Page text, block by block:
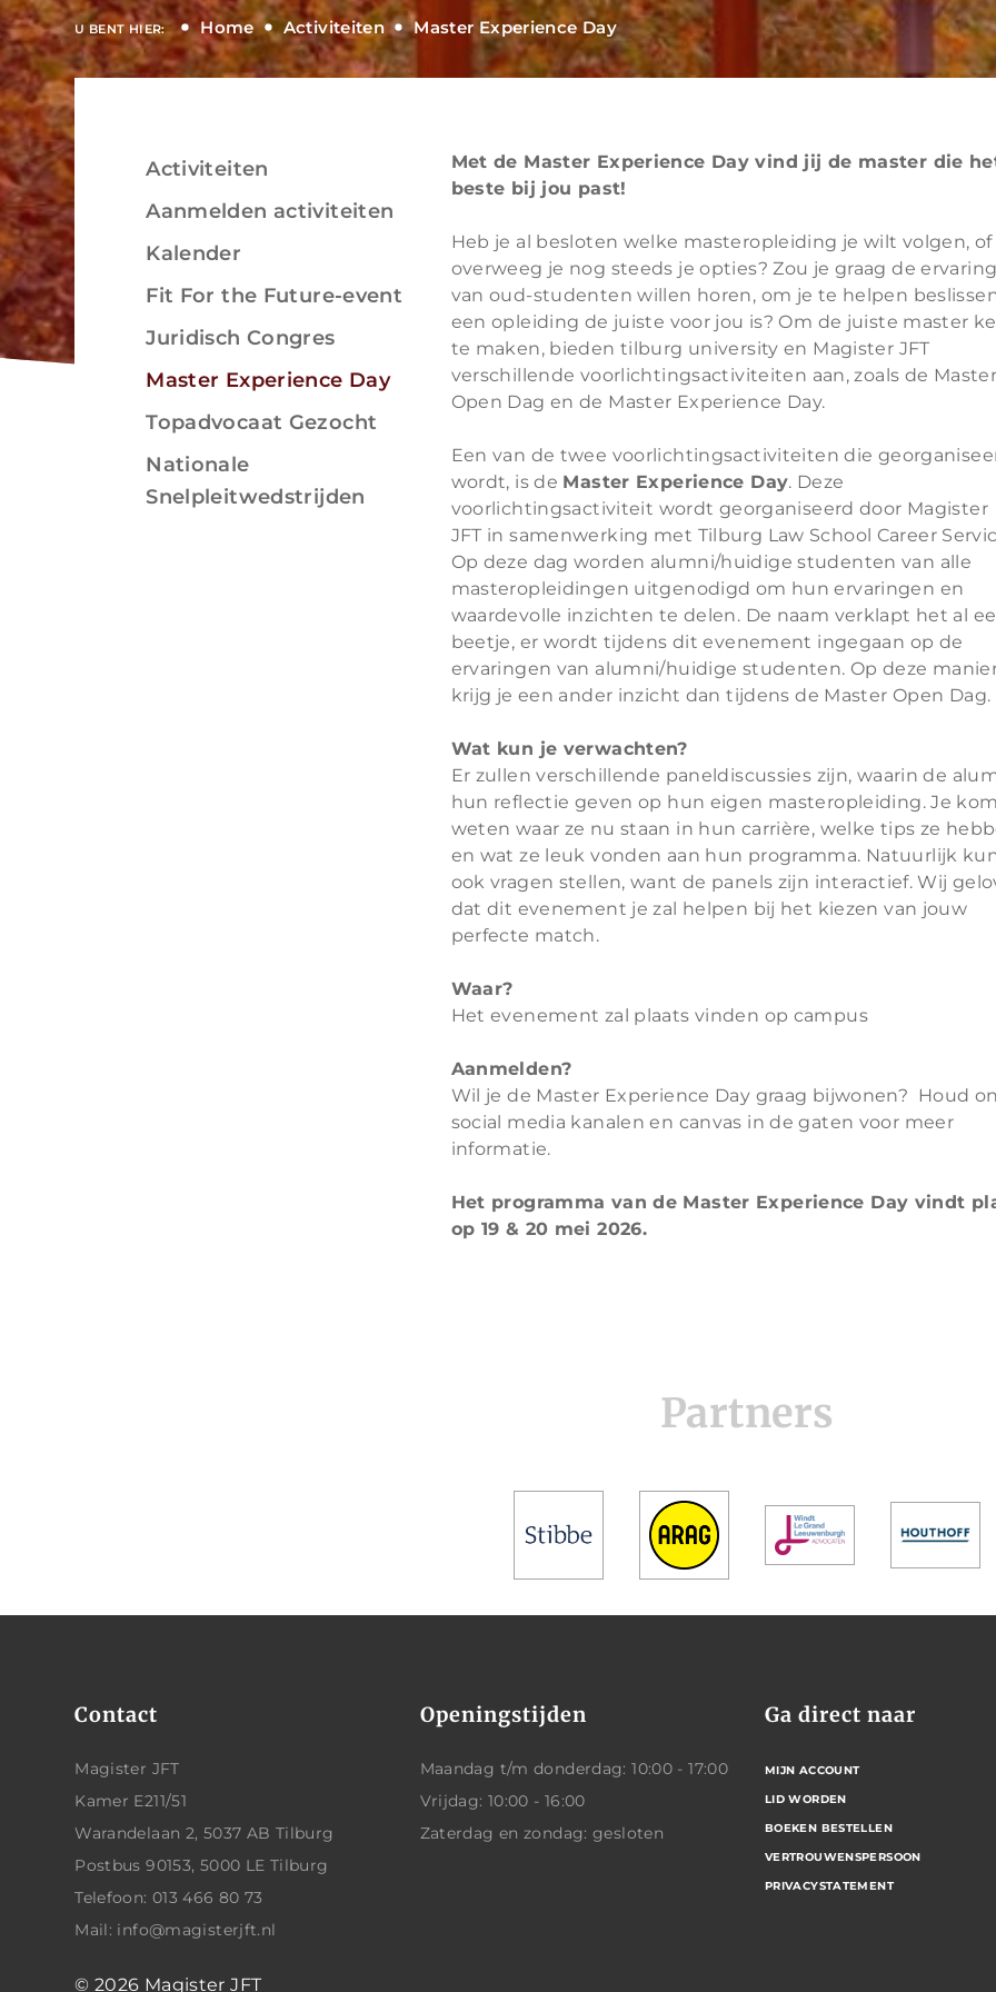
U BENT HIER: Home Activiteiten Master Experience Day
Met de Master Experience Day vind jij de master die
beste bij jou past!
Heb je al besloten welke masteropleiding je wilt volgen, of
overweeg je nog steeds je opties? Zou je graag de
van oud-studenten willen horen, om je te helpen
een opleiding de juiste voor jou is? Om de juiste master
te maken, bieden tilburg university en Magister JFT
verschillende voorlichtingsactiviteiten aan, zoals de Master
Open Dag en de Master Experience Day.
Een van de twee voorlichtingsactiviteiten die
wordt, is de Master Experience Day. Deze
voorlichtingsactiviteit wordt georganiseerd door Magister
JFT in samenwerking met Tilburg Law School Career
Op deze dag worden alumni/huidige studenten van alle
masteropleidingen uitgenodigd om hun ervaringen en
waardevolle inzichten te delen. De naam verklapt het al
beetje, er wordt tijdens dit evenement ingegaan op de
ervaringen van alumni/huidige studenten. Op deze
krijg je een ander inzicht dan tijdens de Master Open Dag.
Wat kun je verwachten?
Er zullen verschillende paneldiscussies zijn, waarin de
hun reflectie geven op hun eigen masteropleiding. Je
weten waar ze nu staan in hun carrière, welke tips ze
en wat ze leuk vonden aan hun programma. Natuurlijk
ook vragen stellen, want de panels zijn interactief. Wij
dat dit evenement je zal helpen bij het kiezen van jouw
perfecte match.
Waar?
Het evenement zal plaats vinden op campus
Aanmelden?
Wil je de Master Experience Day graag bijwonen? Houd
social media kanalen en canvas in de gaten voor meer
informatie.
Het programma van de Master Experience Day vindt
op 19 & 20 mei 2026.
Activiteiten
Aanmelden activiteiten
Kalender
Fit For the Future-event
Juridisch Congres
Master Experience Day
Topadvocaat Gezocht
Nationale
Snelpleitwedstrijden
Bekijken
Bekijken
Partners
Contact
Magister JFT
Kamer E211/51
Warandelaan 2, 5037 AB Tilburg
Postbus 90153, 5000 LE Tilburg
Telefoon: 013 466 80 73
Mail: info@magisterjft.nl
Openingstijden
Maandag t/m donderdag: 10:00 - 17:00
Vrijdag: 10:00 - 16:00
Zaterdag en zondag: gesloten
Ga direct naar
MIJN ACCOUNT
LID WORDEN
BOEKEN BESTELLEN
VERTROUWENSPERSOON
PRIVACYSTATEMENT
© 2026 Magister JFT